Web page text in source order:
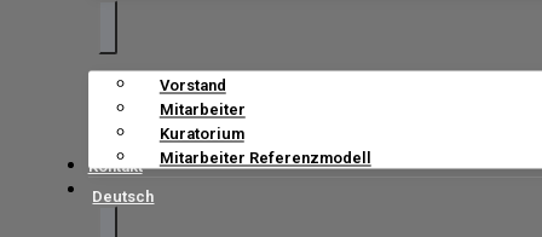
Vorstand
Mitarbeiter
Kuratorium
Mitarbeiter Referenzmodell
Kontakt
Deutsch